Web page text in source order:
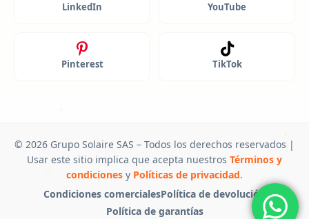
LinkedIn YouTube
Pinterest TikTok
© 2026 Grupo Solaire SAS – Todos los derechos reservados |
Usar este sitio implica que acepta nuestros Términos y
condiciones y Políticas de privacidad.
Condiciones comercialesPolítica de devolución
Política de garantías